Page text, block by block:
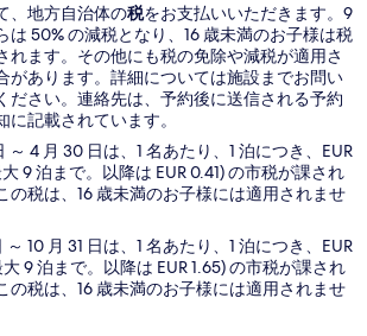
、地方自治体の税をお支払いいただきます。9
は 50% の減税となり、16 歳未満のお子様は税
れます。その他にも税の免除や減税が適用さ
があります。詳細については施設までお問い
ださい。連絡先は、予約後に送信される予約
に記載されています。
～ 4 月 30 日は、1 名あたり、1 泊につき、EUR
9 泊まで。以降は EUR 0.41) の市税が課され
の税は、16 歳未満のお子様には適用されませ
～ 10 月 31 日は、1 名あたり、1 泊につき、EUR
9 泊まで。以降は EUR 1.65) の市税が課され
の税は、16 歳未満のお子様には適用されませ